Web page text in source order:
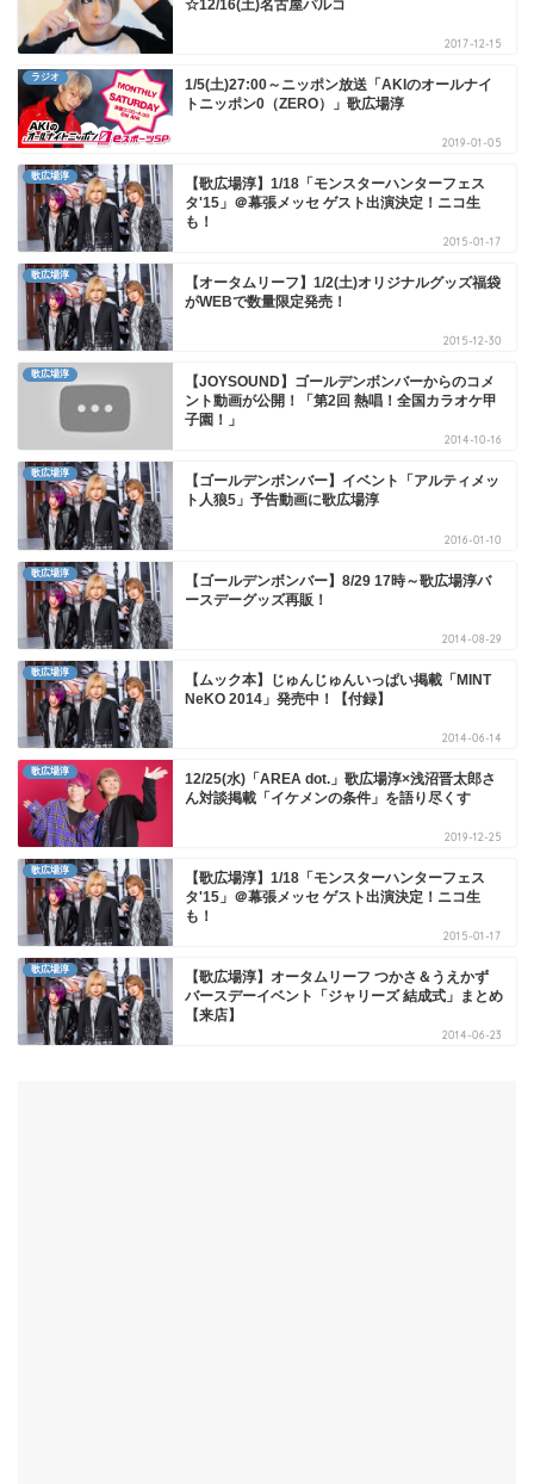
☆12/16(土)名古屋パルコ
2017-12-15
ラジオ
1/5(土)27:00～ニッポン放送「AKIのオールナイ
トニッポン0（ZERO）」歌広場淳
2019-01-05
歌広場淳
【歌広場淳】1/18「モンスターハンターフェス
タ'15」＠幕張メッセ ゲスト出演決定！ニコ生
も！
2015-01-17
歌広場淳
【オータムリーフ】1/2(土)オリジナルグッズ福袋
がWEBで数量限定発売！
2015-12-30
歌広場淳
【JOYSOUND】ゴールデンボンバーからのコメ
ント動画が公開！「第2回 熱唱！全国カラオケ甲
子園！」
2014-10-16
歌広場淳
【ゴールデンボンバー】イベント「アルティメッ
ト人狼5」予告動画に歌広場淳
2016-01-10
歌広場淳
【ゴールデンボンバー】8/29 17時～歌広場淳バ
ースデーグッズ再販！
2014-08-29
歌広場淳
【ムック本】じゅんじゅんいっぱい掲載「MINT
NeKO 2014」発売中！【付録】
2014-06-14
歌広場淳
12/25(水)「AREA dot.」歌広場淳×浅沼晋太郎さ
ん対談掲載「イケメンの条件」を語り尽くす
2019-12-25
歌広場淳
【歌広場淳】1/18「モンスターハンターフェス
タ'15」＠幕張メッセ ゲスト出演決定！ニコ生
も！
2015-01-17
歌広場淳
【歌広場淳】オータムリーフ つかさ＆うえかず
バースデーイベント「ジャリーズ 結成式」まとめ
【来店】
2014-06-23